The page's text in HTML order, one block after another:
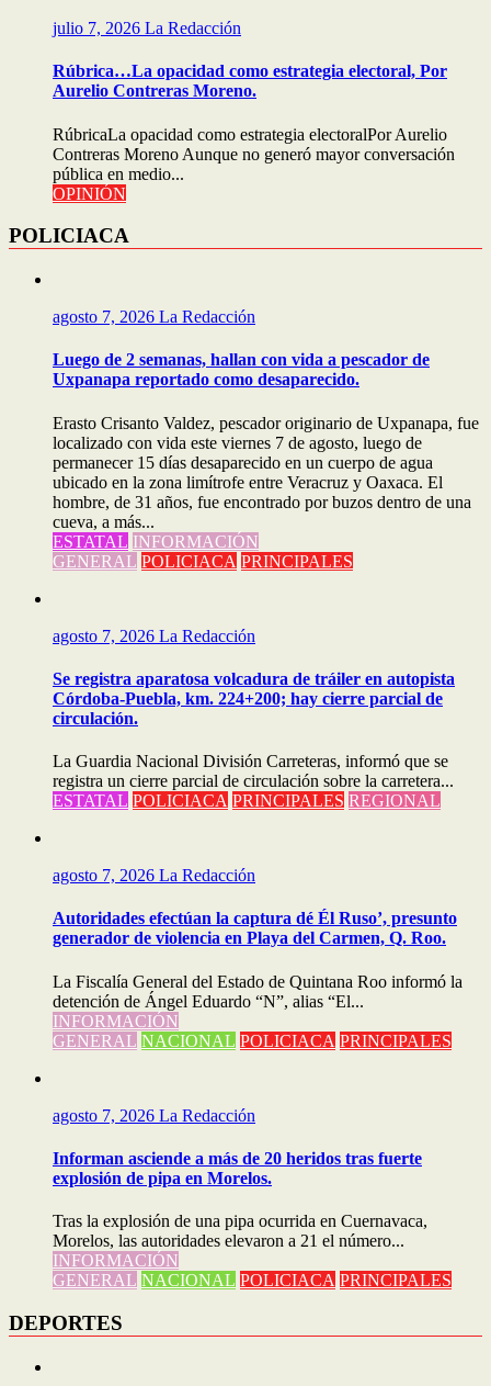
julio 7, 2026 La Redacción
Rúbrica…La opacidad como estrategia electoral, Por
Aurelio Contreras Moreno.
RúbricaLa opacidad como estrategia electoralPor Aurelio
Contreras Moreno Aunque no generó mayor conversación
pública en medio...
OPINIÓN
POLICIACA
agosto 7, 2026 La Redacción
Luego de 2 semanas, hallan con vida a pescador de
Uxpanapa reportado como desaparecido.
Erasto Crisanto Valdez, pescador originario de Uxpanapa, fue
localizado con vida este viernes 7 de agosto, luego de
permanecer 15 días desaparecido en un cuerpo de agua
ubicado en la zona limítrofe entre Veracruz y Oaxaca. El
hombre, de 31 años, fue encontrado por buzos dentro de una
cueva, a más...
ESTATAL INFORMACIÓN
GENERAL POLICIACA PRINCIPALES
agosto 7, 2026 La Redacción
Se registra aparatosa volcadura de tráiler en autopista
Córdoba-Puebla, km. 224+200; hay cierre parcial de
circulación.
La Guardia Nacional División Carreteras, informó que se
registra un cierre parcial de circulación sobre la carretera...
ESTATAL POLICIACA PRINCIPALES REGIONAL
agosto 7, 2026 La Redacción
Autoridades efectúan la captura dé Él Ruso’, presunto
generador de violencia en Playa del Carmen, Q. Roo.
La Fiscalía General del Estado de Quintana Roo informó la
detención de Ángel Eduardo “N”, alias “El...
INFORMACIÓN
GENERAL NACIONAL POLICIACA PRINCIPALES
agosto 7, 2026 La Redacción
Informan asciende a más de 20 heridos tras fuerte
explosión de pipa en Morelos.
Tras la explosión de una pipa ocurrida en Cuernavaca,
Morelos, las autoridades elevaron a 21 el número...
INFORMACIÓN
GENERAL NACIONAL POLICIACA PRINCIPALES
DEPORTES